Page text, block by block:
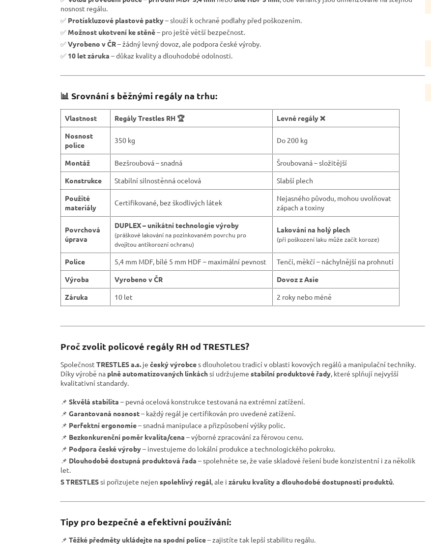
nosnost regálu.
✅ Protiskluzové plastové patky– slouží k ochraně podlahy před poškozením.
✅ Možnost ukotvení ke stěně– pro ještě větší bezpečnost.
✅Vyrobeno v ČR– žádný levný dovoz, ale podpora české výroby.
✅ 10 let záruka – důkaz kvality a dlouhodobé odolnosti.
📊 Srovnání s běžnými regály na trhu:
Vlastnost Regály Trestles RH 🏆
Levné regály ❌
Nosnost
police
350 kg Do 200 kg
Montáž Bezšroubová – snadná
Šroubovaná – složitější
Konstrukce
Stabilní silnostěnná ocelová
Slabší plech
Použité
materiály
Certifikované, bez škodlivých látek
Nejasného původu, mohou uvolňovat
zápach a toxiny
Povrchová
úprava
DUPLEX – unikátní technologie výroby
(práškové lakování na pozinkovaném povrchu pro
dvojitou antikorozní ochranu)
Lakování na holý plech
(při poškození laku může začít koroze)
Police 5,4 mm MDF, bílé 5 mm HDF – maximální pevnost
Tenčí, měkčí – náchylnější na prohnutí
Výroba
Vyrobeno v ČR
Dovoz z Asie
Záruka
10 let 2 roky nebo méně
Proč zvolit policové regály RH od TRESTLES?
Společnost TRESTLES a.s. je český výrobces dlouholetou tradicí v oblasti kovových regálů a manipulační techniky.
Díky výrobě na plně automatizovaných linkáchsi udržujeme stabilní produktové řady, které splňují nejvyšší
kvalitativní standardy.
📌 Skvělá stabilita – pevná ocelová konstrukce testovaná na extrémní zatížení.
📌 Garantovaná nosnost– každý regál je certifikován pro uvedené zatížení.
📌 Perfektní ergonomie– snadná manipulace a přizpůsobení výšky polic.
📌 Bezkonkurenční poměr kvalita/cena – výborné zpracování za férovou cenu.
📌 Podpora české výroby– investujeme do lokální produkce a technologického pokroku.
📌 Dlouhodobě dostupná produktová řada – spolehněte se, že vaše skladové řešení bude konzistentní i za několik
let.
S TRESTLESsi pořizujete nejen spolehlivý regál, ale i záruku kvality a dlouhodobé dostupnosti produktů.
Tipy pro bezpečné a efektivní používání:
📌 Těžké předměty ukládejte na spodní police– zajistíte tak lepší stabilitu regálu.